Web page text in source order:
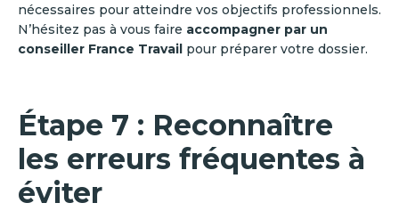
nécessaires pour atteindre vos objectifs professionnels.
N’hésitez pas à vous faire accompagner par un
conseiller France Travail pour préparer votre dossier.
Étape 7 : Reconnaître
les erreurs fréquentes à
éviter